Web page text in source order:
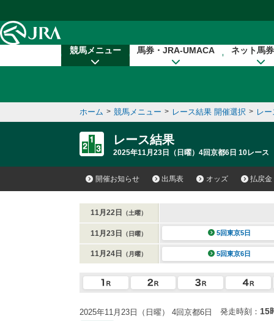
競馬メニュー 馬券・JRA-UMACA ネット馬
ホーム > 競馬メニュー > レース結果 開催選択 > レ
レース結果
2025年11月23日（日曜）4回京都6日 10レース
開催お知らせ 出馬表 オッズ 払戻金
11月22日 （土曜）
11月23日 （日曜） 5回東京5日
11月24日 （月曜） 5回東京6日
2025年11月23日（日曜） 4回京都6日 発走時刻： 15